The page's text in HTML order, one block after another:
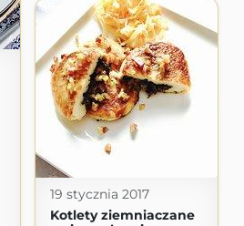
19 stycznia 2017
Kotlety ziemniaczane